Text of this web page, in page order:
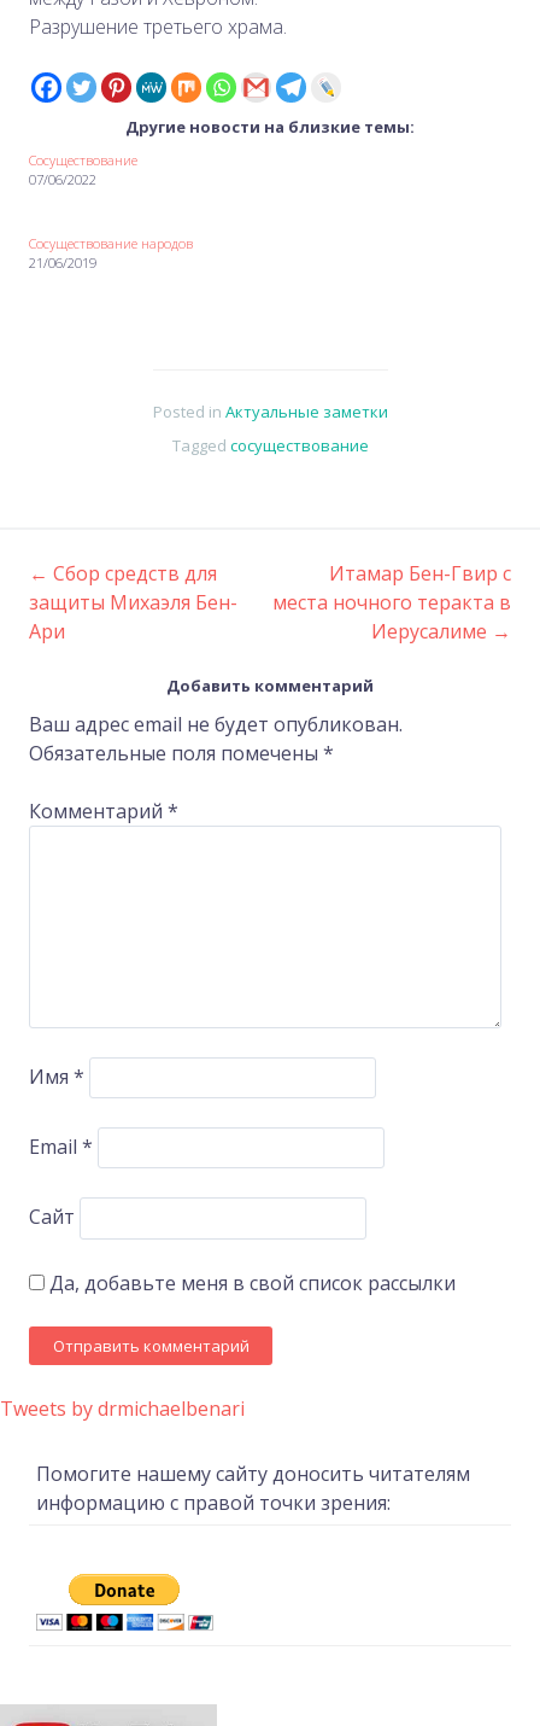
Разрушение третьего храма.
Другие новости на близкие темы:
Сосуществование
07/06/2022
Сосуществование народов
21/06/2019
Posted in Актуальные заметки
Tagged сосуществование
Post
navigation
← Сбор средств для
защиты Михаэля Бен-
Ари
Итамар Бен-Гвир с
места ночного теракта в
Иерусалиме →
Добавить комментарий
Ваш адрес email не будет опубликован.
Обязательные поля помечены *
Комментарий *
Имя *
Email *
Сайт
Да, добавьте меня в свой список рассылки
Tweets by drmichaelbenari
Помогите нашему сайту доносить читателям
информацию с правой точки зрения: